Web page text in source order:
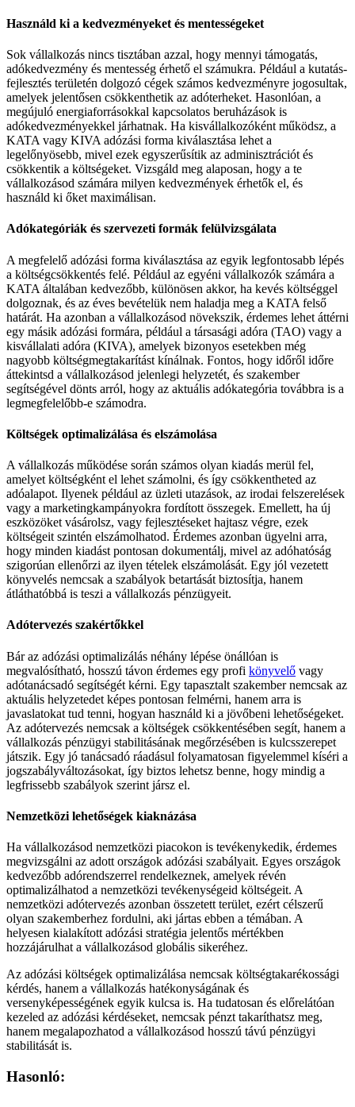
Használd ki a kedvezményeket és mentességeket
Sok vállalkozás nincs tisztában azzal, hogy mennyi támogatás,
adókedvezmény és mentesség érhető el számukra. Például a kutatás-
fejlesztés területén dolgozó cégek számos kedvezményre jogosultak,
amelyek jelentősen csökkenthetik az adóterheket. Hasonlóan, a
megújuló energiaforrásokkal kapcsolatos beruházások is
adókedvezményekkel járhatnak. Ha kisvállalkozóként működsz, a
KATA vagy KIVA adózási forma kiválasztása lehet a
legelőnyösebb, mivel ezek egyszerűsítik az adminisztrációt és
csökkentik a költségeket. Vizsgáld meg alaposan, hogy a te
vállalkozásod számára milyen kedvezmények érhetők el, és
használd ki őket maximálisan.
Adókategóriák és szervezeti formák felülvizsgálata
A megfelelő adózási forma kiválasztása az egyik legfontosabb lépés
a költségcsökkentés felé. Például az egyéni vállalkozók számára a
KATA általában kedvezőbb, különösen akkor, ha kevés költséggel
dolgoznak, és az éves bevételük nem haladja meg a KATA felső
határát. Ha azonban a vállalkozásod növekszik, érdemes lehet áttérni
egy másik adózási formára, például a társasági adóra (TAO) vagy a
kisvállalati adóra (KIVA), amelyek bizonyos esetekben még
nagyobb költségmegtakarítást kínálnak. Fontos, hogy időről időre
áttekintsd a vállalkozásod jelenlegi helyzetét, és szakember
segítségével dönts arról, hogy az aktuális adókategória továbbra is a
legmegfelelőbb-e számodra.
Költségek optimalizálása és elszámolása
A vállalkozás működése során számos olyan kiadás merül fel,
amelyet költségként el lehet számolni, és így csökkentheted az
adóalapot. Ilyenek például az üzleti utazások, az irodai felszerelések
vagy a marketingkampányokra fordított összegek. Emellett, ha új
eszközöket vásárolsz, vagy fejlesztéseket hajtasz végre, ezek
költségeit szintén elszámolhatod. Érdemes azonban ügyelni arra,
hogy minden kiadást pontosan dokumentálj, mivel az adóhatóság
szigorúan ellenőrzi az ilyen tételek elszámolását. Egy jól vezetett
könyvelés nemcsak a szabályok betartását biztosítja, hanem
átláthatóbbá is teszi a vállalkozás pénzügyeit.
Adótervezés szakértőkkel
Bár az adózási optimalizálás néhány lépése önállóan is
megvalósítható, hosszú távon érdemes egy profi könyvelő vagy
adótanácsadó segítségét kérni. Egy tapasztalt szakember nemcsak az
aktuális helyzetedet képes pontosan felmérni, hanem arra is
javaslatokat tud tenni, hogyan használd ki a jövőbeni lehetőségeket.
Az adótervezés nemcsak a költségek csökkentésében segít, hanem a
vállalkozás pénzügyi stabilitásának megőrzésében is kulcsszerepet
játszik. Egy jó tanácsadó ráadásul folyamatosan figyelemmel kíséri a
jogszabályváltozásokat, így biztos lehetsz benne, hogy mindig a
legfrissebb szabályok szerint jársz el.
Nemzetközi lehetőségek kiaknázása
Ha vállalkozásod nemzetközi piacokon is tevékenykedik, érdemes
megvizsgálni az adott országok adózási szabályait. Egyes országok
kedvezőbb adórendszerrel rendelkeznek, amelyek révén
optimalizálhatod a nemzetközi tevékenységeid költségeit. A
nemzetközi adótervezés azonban összetett terület, ezért célszerű
olyan szakemberhez fordulni, aki jártas ebben a témában. A
helyesen kialakított adózási stratégia jelentős mértékben
hozzájárulhat a vállalkozásod globális sikeréhez.
Az adózási költségek optimalizálása nemcsak költségtakarékossági
kérdés, hanem a vállalkozás hatékonyságának és
versenyképességének egyik kulcsa is. Ha tudatosan és előrelátóan
kezeled az adózási kérdéseket, nemcsak pénzt takaríthatsz meg,
hanem megalapozhatod a vállalkozásod hosszú távú pénzügyi
stabilitását is.
Hasonló: